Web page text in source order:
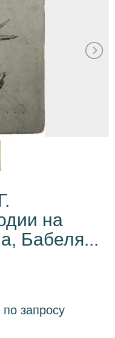
на
Бабеля...
по запросу